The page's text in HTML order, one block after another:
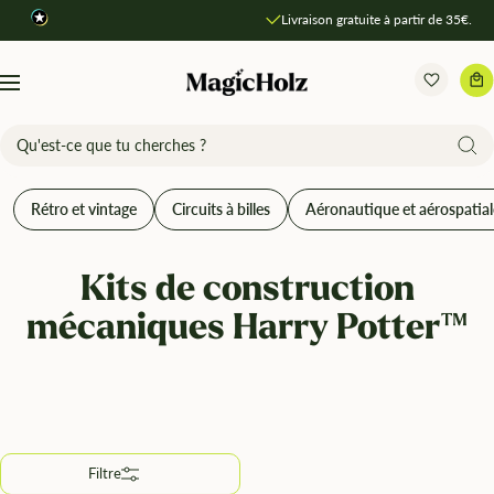
Livraison gratuite à partir de 35€.
Navigation MagicHolz
Rétro et vintage Circuits à billes Aéronautique et
Kits de construction
mécaniques Harry Potter™
Filtre
Comparer les produits